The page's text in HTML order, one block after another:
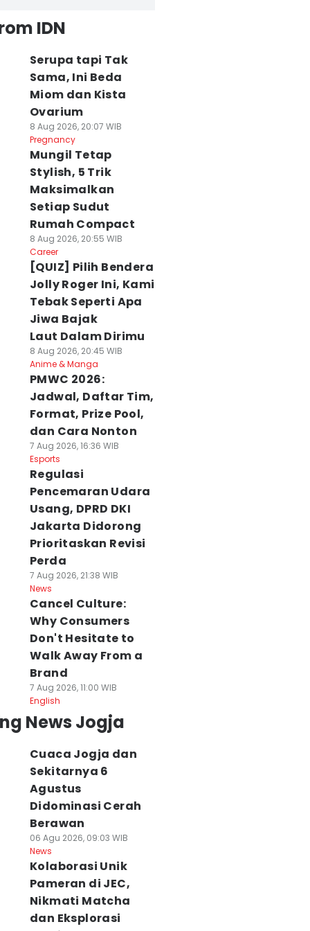
IDN
Serupa tapi Tak
Sama, Ini Beda
Miom dan Kista
Ovarium
8 Aug 2026, 20:07 WIB
Pregnancy
Mungil Tetap
Stylish, 5 Trik
Maksimalkan
Setiap Sudut
Rumah Compact
8 Aug 2026, 20:55 WIB
Career
[QUIZ] Pilih Bendera
Jolly Roger Ini, Kami
Tebak Seperti Apa
Jiwa Bajak
Laut Dalam Dirimu
8 Aug 2026, 20:45 WIB
Anime & Manga
PMWC 2026:
Jadwal, Daftar Tim,
Format, Prize Pool,
dan Cara Nonton
7 Aug 2026, 16:36 WIB
Esports
Regulasi
Pencemaran Udara
Usang, DPRD DKI
Jakarta Didorong
Prioritaskan Revisi
Perda
7 Aug 2026, 21:38 WIB
News
Cancel Culture:
Why Consumers
Don't Hesitate to
Walk Away From a
Brand
7 Aug 2026, 11:00 WIB
English
News Jogja
Cuaca Jogja dan
Sekitarnya 6
Agustus
Didominasi Cerah
Berawan
06 Agu 2026, 09:03 WIB
News
Kolaborasi Unik
Pameran di JEC,
Nikmati Matcha
dan Eksplorasi